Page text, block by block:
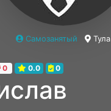
0 0.0 0
Самозанятый Тула